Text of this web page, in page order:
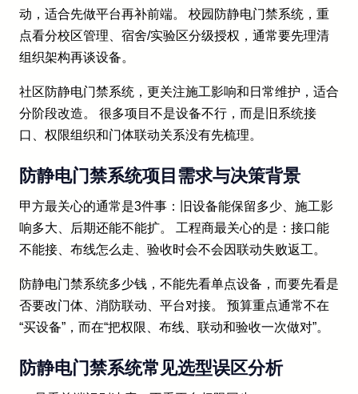
动，适合先做平台再补前端。 校园防静电门禁系统，重
点看分校区管理、宿舍/实验区分级授权，通常要先理清
组织架构再谈设备。
社区防静电门禁系统，更关注施工影响和日常维护，适合
分阶段改造。 很多项目不是设备不行，而是旧系统接
口、权限组织和门体联动关系没有先梳理。
防静电门禁系统项目需求与决策背景
甲方最关心的通常是3件事：旧设备能保留多少、施工影
响多大、后期还能不能扩。 工程商最关心的是：接口能
不能接、布线怎么走、验收时会不会因联动失败返工。
防静电门禁系统多少钱，不能先看单点设备，而要先看是
否要改门体、消防联动、平台对接。 预算重点通常不在
“买设备”，而在“把权限、布线、联动和验收一次做对”。
防静电门禁系统常见选型误区分析